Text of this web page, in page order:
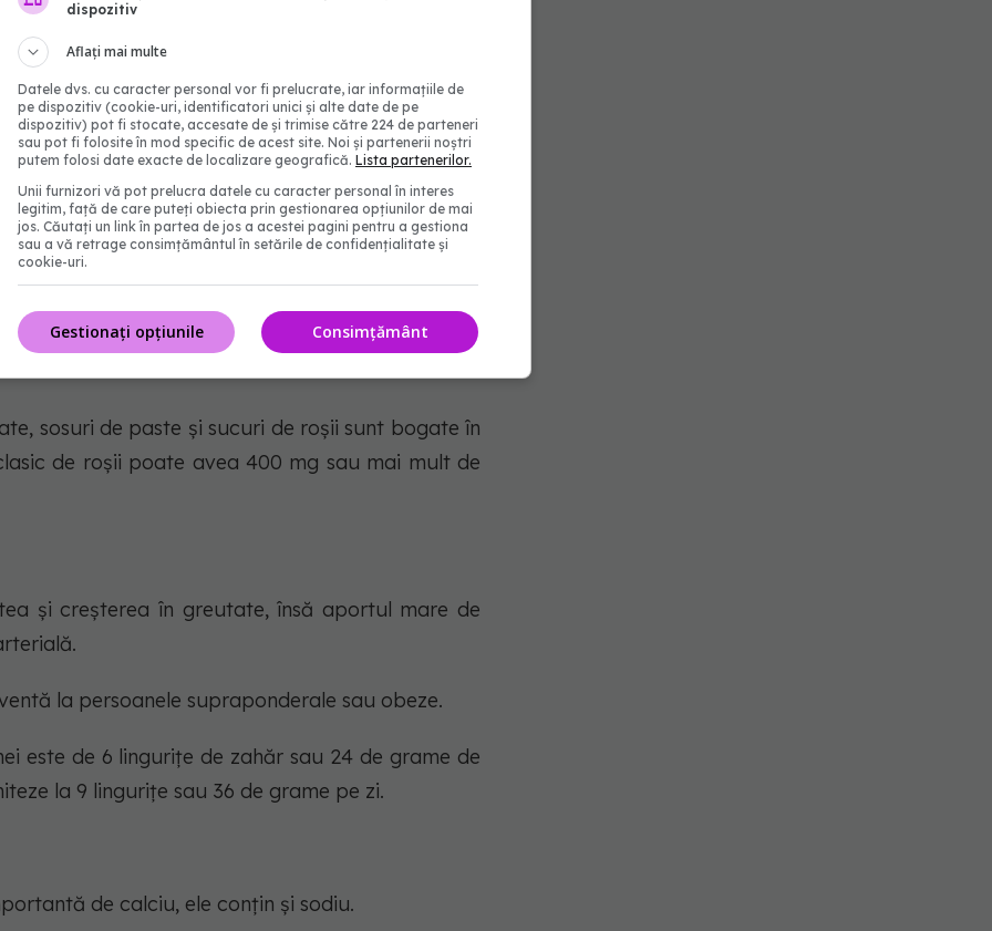
O mână de murături poate conține peste 390
când nu ai timp. Cu toate acestea, supele
sosuri de paste și sucuri de roșii sunt bogate în
de roșii poate avea 400 mg sau mai mult de
și creșterea în greutate, însă aportul mare de
la persoanele supraponderale sau obeze.
este de 6 lingurițe de zahăr sau 24 de grame de
la 9 lingurițe sau 36 de grame pe zi.
de calciu, ele conțin și sodiu.
dispozitiv
Aflați mai multe
Datele dvs. cu caracter personal vor fi prelucrate, iar informațiile de
pe dispozitiv (cookie-uri, identificatori unici și alte date de pe
dispozitiv) pot fi stocate, accesate de și trimise către 224 de parteneri
sau pot fi folosite în mod specific de acest site. Noi și partenerii noștri
putem folosi date exacte de localizare geografică. Lista partenerilor.
Unii furnizori vă pot prelucra datele cu caracter personal în interes
legitim, față de care puteți obiecta prin gestionarea opțiunilor de mai
jos. Căutați un link în partea de jos a acestei pagini pentru a gestiona
sau a vă retrage consimțământul în setările de confidențialitate și
cookie-uri.
Consimțământ
Gestionați opțiunile